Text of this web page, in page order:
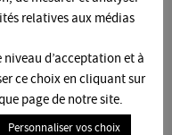
la
DES ÉTUDIANTS
ICI
relatives aux médias
d’acceptation et à
ce choix en cliquant sur
page de notre site.
Personnaliser vos choix